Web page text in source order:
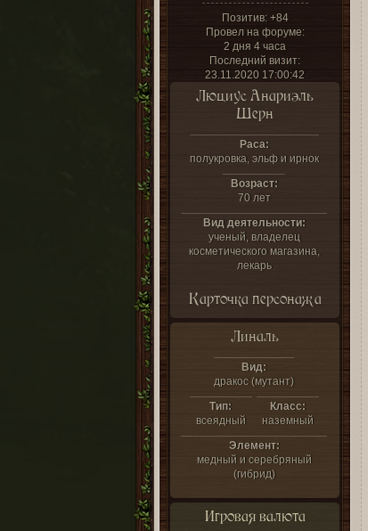
Позитив: +84
Провел на форуме:
2 дня 4 часа
Последний визит:
23.11.2020 17:00:42
Люциус Анариэль
Шерн
Раса:
полукровка, эльф и ирнок
Возраст:
70 лет
Вид деятельности:
ученый, владелец
косметического магазина,
лекарь
Карточка персонажа
Линаль
Вид:
дракос (мутант)
Тип:
всеядный
Класс:
наземный
Элемент:
медный и серебряный
(гибрид)
Игровая валюта